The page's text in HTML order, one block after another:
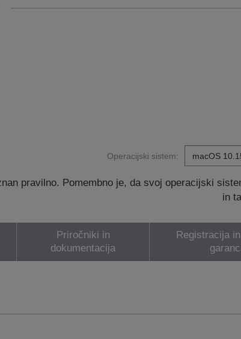
Operacijski sistem:
pravilno. Pomembno je, da svoj operacijski
in
Priročniki in
dokumentacija
Registracija